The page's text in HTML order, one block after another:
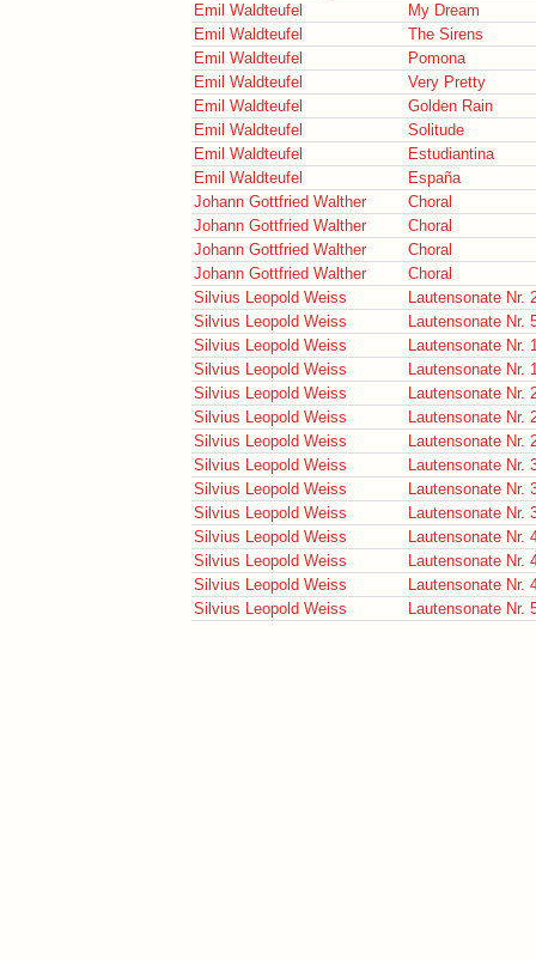
Emil Waldteufel
My Dream
Emil Waldteufel
The Sirens
Emil Waldteufel
Pomona
Emil Waldteufel
Very Pretty
Emil Waldteufel
Golden Rain
Emil Waldteufel
Solitude
Emil Waldteufel
Estudiantina
Emil Waldteufel
España
Johann Gottfried Walther
Choral
Johann Gottfried Walther
Choral
Johann Gottfried Walther
Choral
Johann Gottfried Walther
Choral
Silvius Leopold Weiss
Lautensonate Nr.
Silvius Leopold Weiss
Lautensonate Nr.
Silvius Leopold Weiss
Lautensonate Nr.
Silvius Leopold Weiss
Lautensonate Nr.
Silvius Leopold Weiss
Lautensonate Nr.
Silvius Leopold Weiss
Lautensonate Nr.
Silvius Leopold Weiss
Lautensonate Nr.
Silvius Leopold Weiss
Lautensonate Nr.
Silvius Leopold Weiss
Lautensonate Nr.
Silvius Leopold Weiss
Lautensonate Nr.
Silvius Leopold Weiss
Lautensonate Nr.
Silvius Leopold Weiss
Lautensonate Nr.
Silvius Leopold Weiss
Lautensonate Nr.
Silvius Leopold Weiss
Lautensonate Nr.